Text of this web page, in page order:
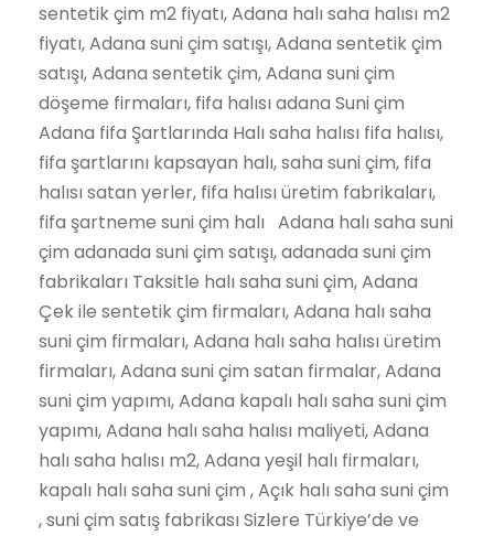
sentetik çim m2 fiyatı, Adana halı saha halısı m2
fiyatı, Adana suni çim satışı, Adana sentetik çim
satışı, Adana sentetik çim, Adana suni çim
döşeme firmaları, fifa halısı adana Suni çim
Adana fifa Şartlarında Halı saha halısı fifa halısı,
fifa şartlarını kapsayan halı, saha suni çim, fifa
halısı satan yerler, fifa halısı üretim fabrikaları,
fifa şartneme suni çim halı Adana halı saha suni
çim adanada suni çim satışı, adanada suni çim
fabrikaları Taksitle halı saha suni çim, Adana
Çek ile sentetik çim firmaları, Adana halı saha
suni çim firmaları, Adana halı saha halısı üretim
firmaları, Adana suni çim satan firmalar, Adana
suni çim yapımı, Adana kapalı halı saha suni çim
yapımı, Adana halı saha halısı maliyeti, Adana
halı saha halısı m2, Adana yeşil halı firmaları,
kapalı halı saha suni çim , Açık halı saha suni çim
, suni çim satış fabrikası Sizlere Türkiye’de ve